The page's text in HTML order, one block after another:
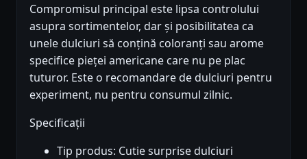
Compromisul principal este lipsa controlului
asupra sortimentelor, dar și posibilitatea ca
unele dulciuri să conțină coloranți sau arome
specifice pieței americane care nu pe plac
tuturor. Este o recomandare de dulciuri pentru
experiment, nu pentru consumul zilnic.
Specificații
Tip produs: Cutie surprise dulciuri